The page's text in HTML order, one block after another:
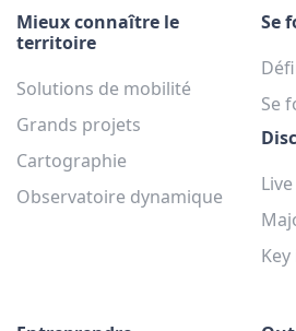
Mieux connaître le
territoire
Solutions de mobilité
Grands projets
Cartographie
Observatoire dynamique
Se
Se
Live